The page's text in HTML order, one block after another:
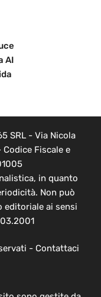
AI
SRL - Via Nicola
Codice Fiscale e
in quanto
Non può
ai sensi
- Contattaci